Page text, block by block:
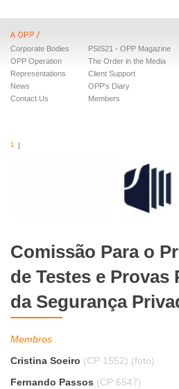
Corporate Bodies
OPP Operation
Representations
News
Contact Us
PSIS21 - OPP Magazine
The Order in the Media
Client Support
OPP's Diary
Members
1
Comissão Para o
de Testes e
da Segurança
Membros
Cristina Soeiro (CP 1552) (foto)
Fernando Passos (CP 6547)